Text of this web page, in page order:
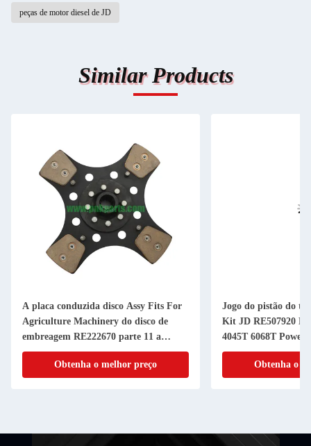
peças de motor diesel de JD
Similar Products
A placa conduzida disco Assy Fits For
Agriculture Machinery do disco de
embreagem RE222670 parte 11 a
RANHURA da polegada 20
Obtenha o melhor preço
Jogo do pistão do
Kit JD RE507920
4045T 6068T
cilindro do pistão
Obtenha o